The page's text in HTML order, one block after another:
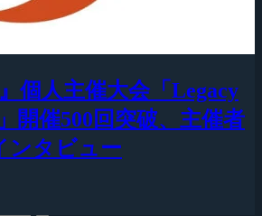
個人主催大会「Legacy
開催500回突破、主催者
ンタビュー